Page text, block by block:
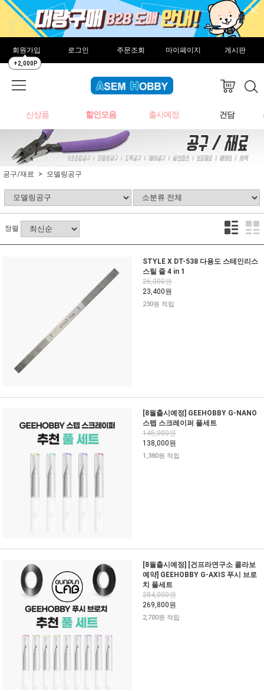
회원가입
+2,000P
로그인 주문조회 마이페이지 게시판
신상품 할인모음 출시예정 건담
공구/재료 모델링공구
정렬
STYLE X DT-538 다용도 스테인리스
스틸 줄 4 in 1
26,000원
23,400원
230원 적립
[8월출시예정] GEEHOBBY G-NANO
스텝 스크레이퍼 풀세트
145,000원
138,000원
1,380원 적립
[8월출시예정] [건프라연구소 콜라보
예약] GEEHOBBY G-AXIS 푸시 브로
치 풀세트
284,000원
269,800원
2,700원 적립